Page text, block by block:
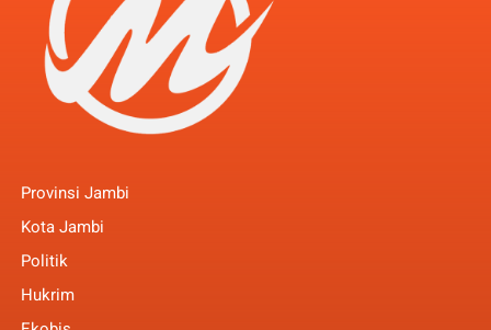
Provinsi Jambi
Kota Jambi
Politik
Hukrim